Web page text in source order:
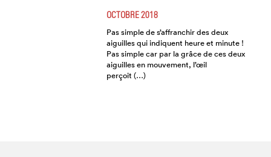
OCTOBRE 2018
Pas simple de s’affranchir des deux
aiguilles qui indiquent heure et minute !
Pas simple car par la grâce de ces deux
aiguilles en mouvement, l’œil
perçoit (…)